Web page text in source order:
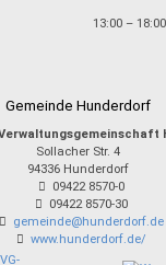
13:00 –
Gemeinde Hunderdorf
Sollacher Str. 4
94336 Hunderdorf
09422 8570-0
09422 8570-30
gemeinde@hunderdorf.de
www.hunderdorf.de/